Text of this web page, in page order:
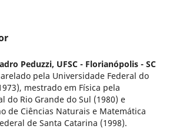
Peduzzi, UFSC - Florianópolis - SC
pela Universidade Federal do
mestrado em Física pela
do Rio Grande do Sul (1980) e
de Ciências Naturais e Matemática
de Santa Catarina (1998).